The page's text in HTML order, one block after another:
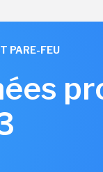
PARE-FEU